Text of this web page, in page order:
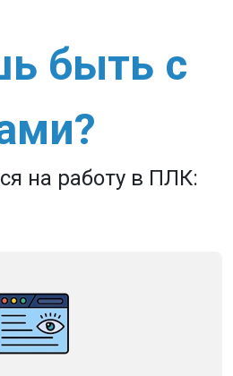
быть с
на работу в ПЛК: